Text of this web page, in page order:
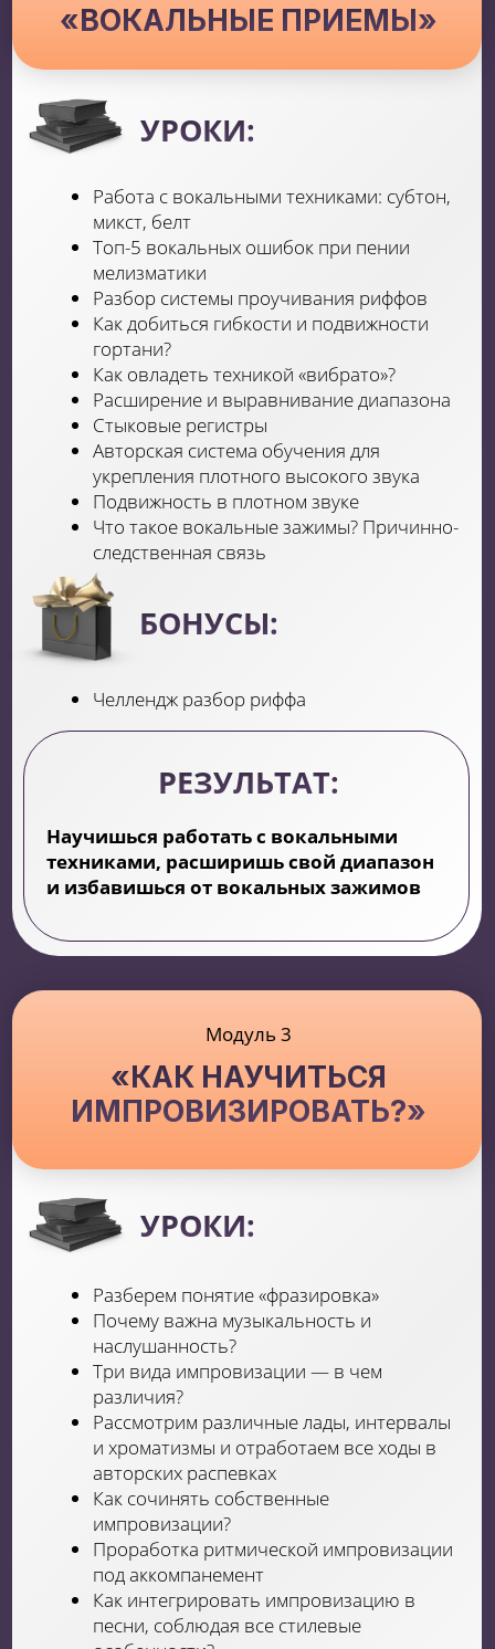
Начнешь чувствовать себя свободнее
на сцене, научишься овладевать
попасть на лучшие кастинги страны
«СТИЛЬ И ПРОДВИЖЕНИЕ»
УРОКИ:
СПИКЕРЫ МОДУЛЯ
«СОНГРАЙТИНГ»
УРОКИ:
Евгения Сюткина— концертный
директор Этери Бериашвили
Виктория Кузьмина
— продюсер и
музыкальный редактор проекта «Ну-ка, все
Научишься создавать свой
самопродюсирования и продвижения.
Бонусный модуль
Что такое стиль? Как следить за
тенденциями в моде?
Основные стили одежды и их сочетания
(Классический, деловой, кэжуал, богемный,
городской шик, оверсайз, гранж,
готический, минимализм, спортивный)
Главные ошибки стиля
Сценический макияж
Продюсирование и продвижение себя как
артиста
Разные типы написания песен. Как
начать писать текст и о чем? Как и в чем
найти вдохновение?
Виды рифм.
Элементарное сольфеджио. Что такое
трезвучия и септаккорды?
Анализ гармонии и структуры
популярных песен. Пишем свою
гармонию.
Важность наслушенности и
импровизации Как сделать мелодию
интереснее? Что такое хуки?
Бэк вокал в песне. Вспоминаем структуру
песни и придумываем свою мелодию.